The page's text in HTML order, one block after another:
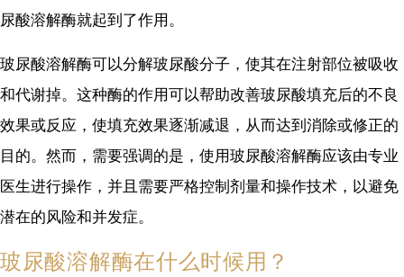
尿酸溶解酶就起到了作用。
玻尿酸溶解酶可以分解玻尿酸分子，使其在注射部位被吸收
和代谢掉。这种酶的作用可以帮助改善玻尿酸填充后的不良
效果或反应，使填充效果逐渐减退，从而达到消除或修正的
目的。然而，需要强调的是，使用玻尿酸溶解酶应该由专业
医生进行操作，并且需要严格控制剂量和操作技术，以避免
潜在的风险和并发症。
玻尿酸溶解酶在什么时候用？